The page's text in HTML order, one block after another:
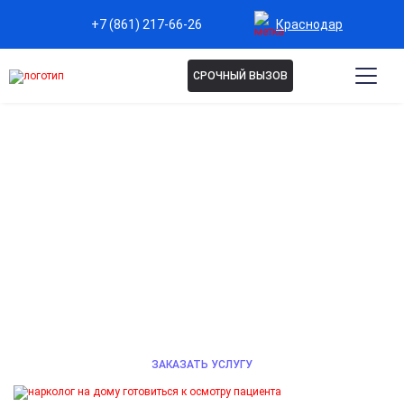
+7 (861) 217-66-26 Краснодар
СРОЧНЫЙ ВЫЗОВ
ЗАКАЗАТЬ УСЛУГУ